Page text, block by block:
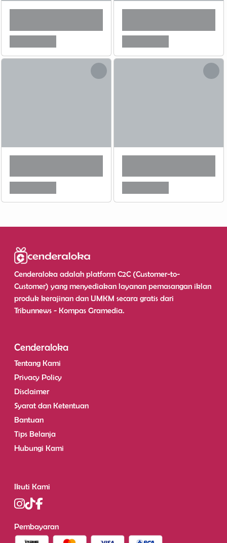
Cenderaloka adalah platform C2C (Customer-to-
Customer) yang menyediakan layanan pemasangan iklan
produk kerajinan dan UMKM secara gratis dari
Tribunnews - Kompas Gramedia.
Cenderaloka
Tentang Kami
Privacy Policy
Disclaimer
Syarat dan Ketentuan
Bantuan
Tips Belanja
Hubungi Kami
Ikuti Kami
Pembayaran